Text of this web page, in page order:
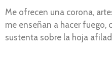
Me ofrecen una corona,
me enseñan a hacer fuego,
sustenta sobre la hoja